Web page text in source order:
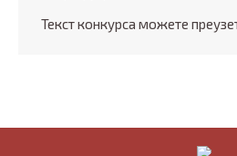
Текст конкурса можете